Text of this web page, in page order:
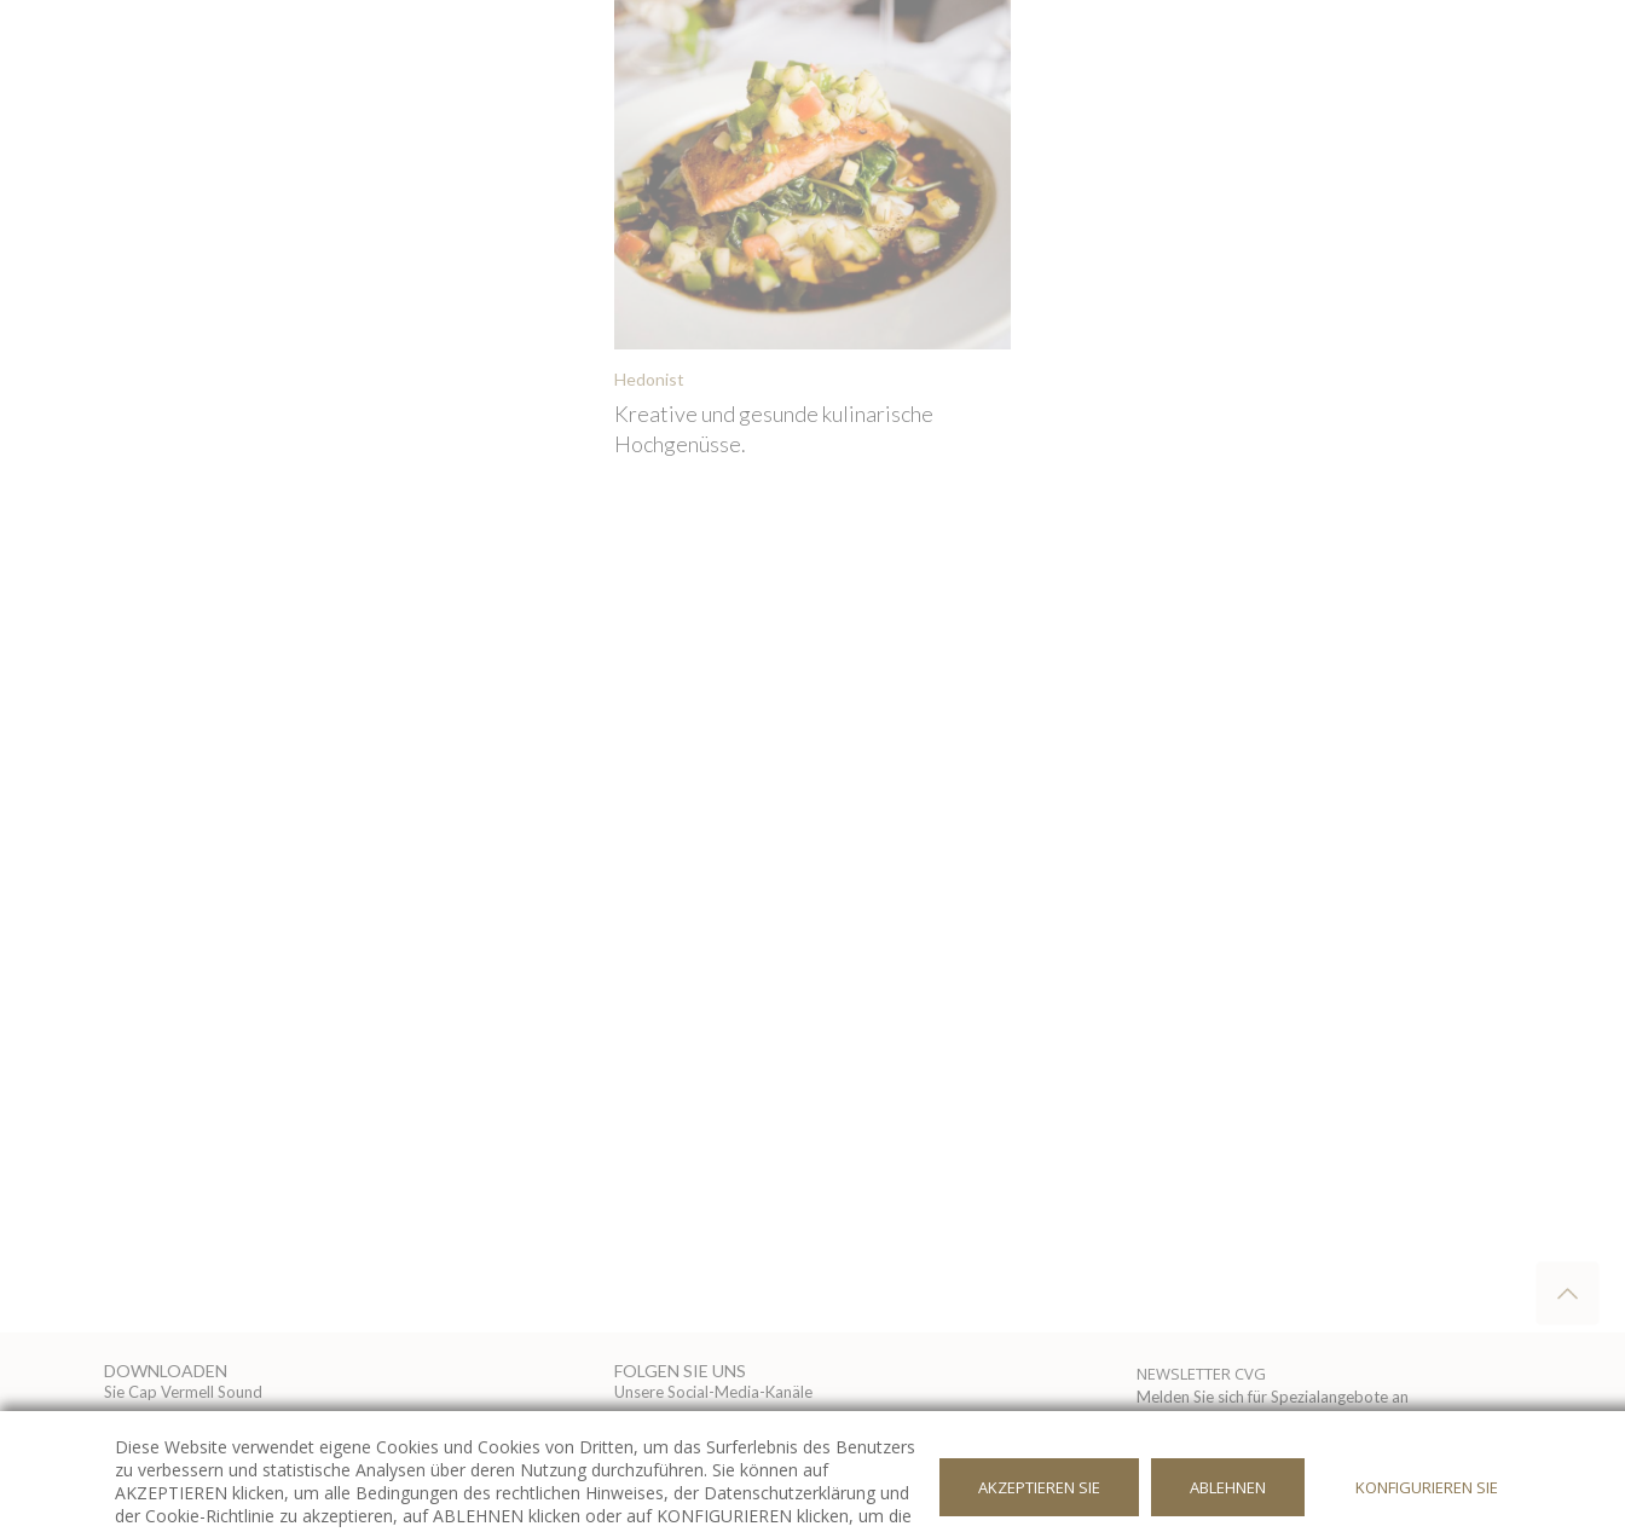
Hedonist
Kreative und gesunde kulinarische
Hochgenüsse.
DOWNLOADEN
Sie Cap Vermell Sound
FOLGEN SIE UNS
Unsere Social-Media-Kanäle
NEWSLETTER CVG
Melden Sie sich für Spezialangebote an
Ich habe dieDatenschutzerkärung gelesen
und akzeptiert.
Diese Website verwendet eigene Cookies und Cookies von Dritten, um das Surferlebnis des Benutzers
zu verbessern und statistische Analysen über deren Nutzung durchzuführen. Sie können auf
AKZEPTIEREN klicken, um alle Bedingungen des rechtlichen Hinweises, der Datenschutzerklärung und
der Cookie-Richtlinie zu akzeptieren, auf ABLEHNEN klicken oder auf KONFIGURIEREN klicken, um die
AKZEPTIEREN SIE ABLEHNEN KONFIGURIEREN SIE